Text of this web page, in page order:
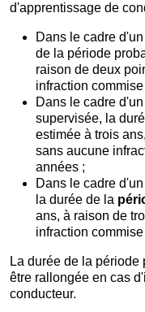
d'apprentissage de
Dans le cadre
de la période
raison de deux
infraction
Dans le cadre
supervisée, la
estimée à trois
sans aucune
années ;
Dans le cadre
la durée de la
ans, à raison de
infraction
La durée de la
être rallongée en cas
conducteur.